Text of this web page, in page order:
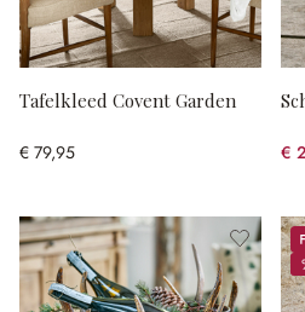
Tafelkleed Covent Garden
€ 79,95 €